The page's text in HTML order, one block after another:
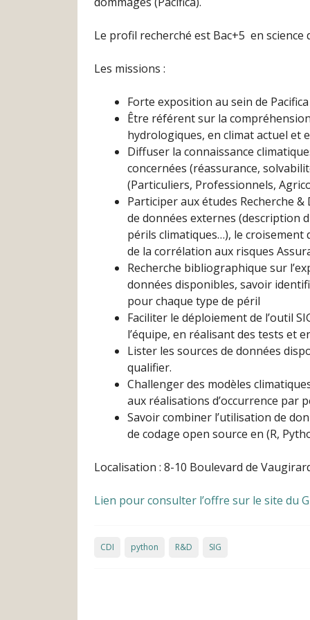
Le profil recherché est Bac+5 en
Les missions :
Forte exposition au sein de
Être référent sur la
hydrologiques, en climat actuel et
Diffuser la connaissance
concernées (réassurance,
(Particuliers, Professionnels,
Participer aux études Recherche
de données externes (description
périls climatiques…), le croisement
de la corrélation aux risques
Recherche bibliographique sur
données disponibles, savoir
pour chaque type de péril
Faciliter le déploiement de l’outil
l’équipe, en réalisant des tests et
Lister les sources de données
qualifier.
Challenger des modèles
aux réalisations d’occurrence par
Savoir combiner l’utilisation de
de codage open source en (R,
Localisation : 8-10 Boulevard de
Lien pour consulter l’offre sur le site du
CDI python R&D SIG